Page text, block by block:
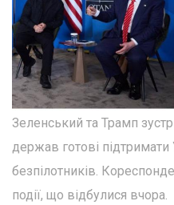
Зеленський та Трамп
держав готові підтримати
безпілотників.
події, що відбулися вчора.